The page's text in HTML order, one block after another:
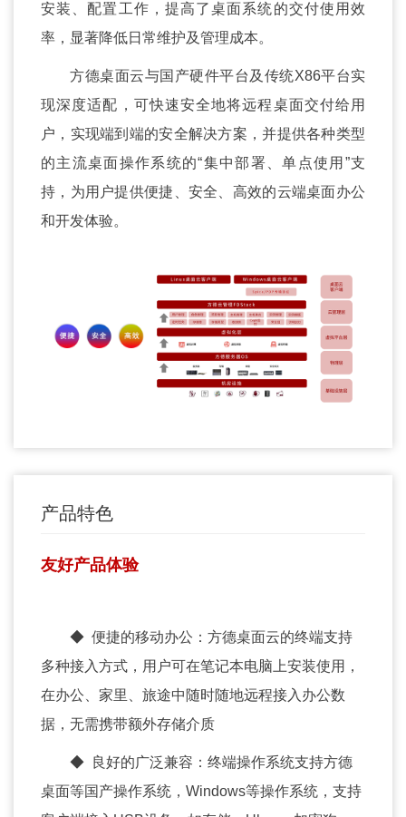
安装、配置工作，提高了桌面系统的交付使用效
率，显著降低日常维护及管理成本。
方德桌面云与国产硬件平台及传统X86平台实
现深度适配，可快速安全地将远程桌面交付给用
户，实现端到端的安全解决方案，并提供各种类型
的主流桌面操作系统的“集中部署、单点使用”支
持，为用户提供便捷、安全、高效的云端桌面办公
和开发体验。
产品特色
友好产品体验
◆ 便捷的移动办公：方德桌面云的终端支持
多种接入方式，用户可在笔记本电脑上安装使用，
在办公、家里、旅途中随时随地远程接入办公数
据，无需携带额外存储介质
◆ 良好的广泛兼容：终端操作系统支持方德
桌面等国产操作系统，Windows等操作系统，支持